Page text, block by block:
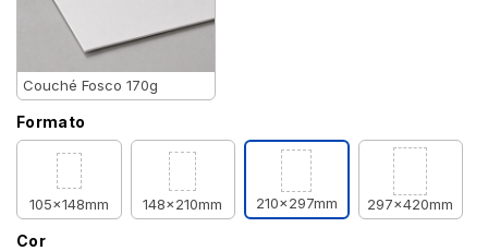
Couché Fosco 170g
Formato
105x148mm 148x210mm 210x297mm 297x420mm
Cor